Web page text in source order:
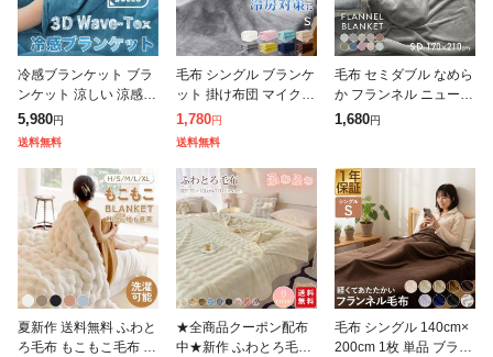
冷感ブランケット ブラ
ンケット 涼しい 涼感 3
D縫製 空気の力 Dullo 3
D レジャー お昼寝 接触
冷感 ひんやり Coo
5,980円
送料無料
毛布 シングル ブランケ
ット 掛け布団 マイクロ
ファイバー もうふ フラ
ンネル 暖かい 軽い 大
判 おしゃれ かわいい
薄手 超
1,780円
送料無料
毛布 セミダブル なめら
か フランネル ニューマ
イヤー毛布 軽量毛布 ブ
カバー
1,680円
夏新作 送料無料 ふわと
ろ毛布 もこもこ毛布 ブ
★全商品クーポン配布
中★新作 ふわとろ毛布
毛布 シングル 140cm×
200cm 1枚 単品 ブラン